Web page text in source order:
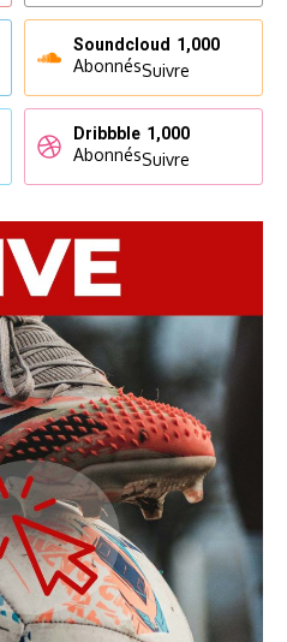
Soundcloud 1,000
AbonnésSuivre
Dribbble 1,000
AbonnésSuivre